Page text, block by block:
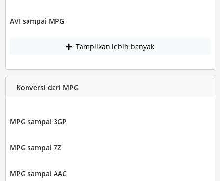
AVI sampai MPG
Tampilkan lebih banyak
Konversi dari MPG
MPG sampai 3GP
MPG sampai 7Z
MPG sampai AAC